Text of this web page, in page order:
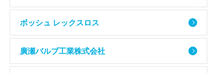
ボッシュ レックスロス
廣瀬バルブ工業株式会社